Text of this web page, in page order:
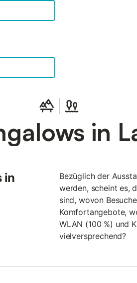
in
in
Bezüglich der
werden, scheint es,
sind, wovon
Komfortangebote,
WLAN (100 %) und
vielversprechend?